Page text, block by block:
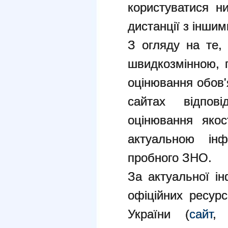
користуватися
дистанції з
З огляду на те,
швидкозмінною,
оцінювання
сайтах
оцінювання
актуальною
пробного ЗНО.
За актуальної
офіційних
України (сайт